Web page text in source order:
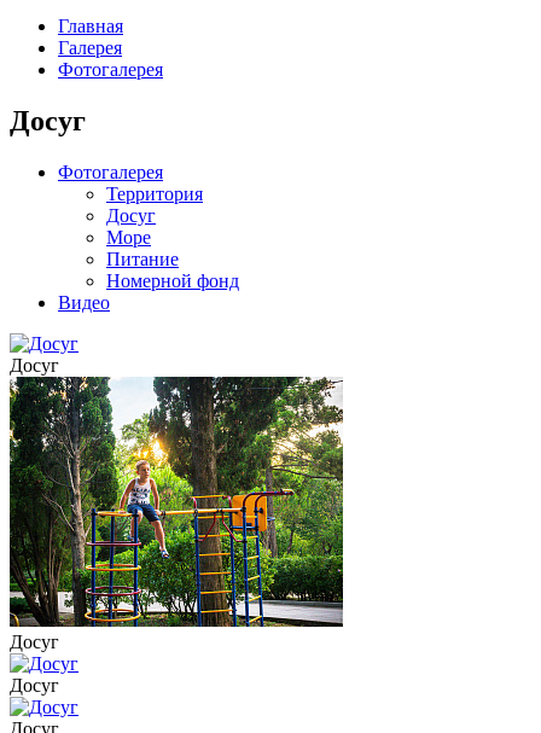
Главная
Галерея
Фотогалерея
Досуг
Фотогалерея
Территория
Досуг
Море
Питание
Номерной фонд
Видео
Досуг
Досуг
Досуг
Досуг